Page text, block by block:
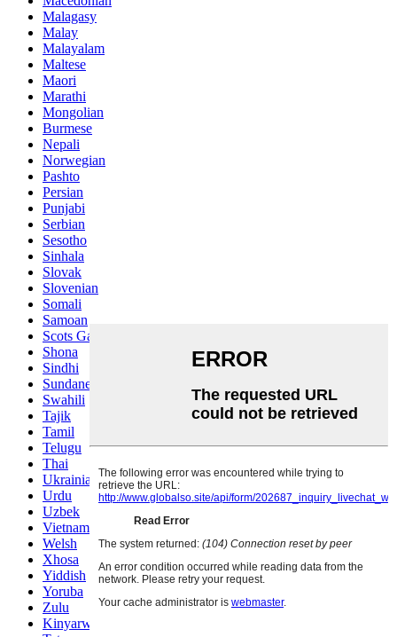
Malagasy
Malay
Malayalam
Maltese
Maori
Marathi
Mongolian
Burmese
Nepali
Norwegian
Pashto
Persian
Punjabi
Serbian
Sesotho
Sinhala
Slovak
Slovenian
Somali
Samoan
Scots Gaelic
Shona
Sindhi
Sundanese
Swahili
Tajik
Tamil
Telugu
Thai
Ukrainian
Urdu
Uzbek
Vietnamese
Welsh
Xhosa
Yiddish
Yoruba
Zulu
Kinyarwanda